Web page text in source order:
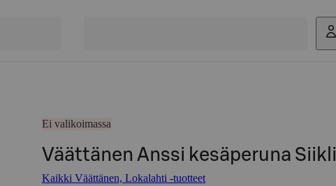
Ei valikoimassa
Väättänen Anssi kesäperuna Siikli
Kaikki Väättänen, Lokalahti -tuotteet